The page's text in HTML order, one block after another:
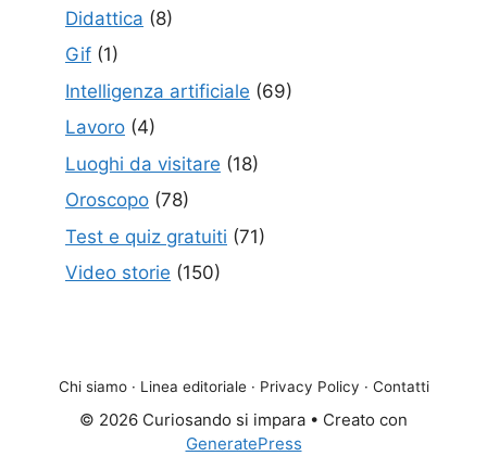
Didattica (8)
Gif (1)
Intelligenza artificiale (69)
Lavoro (4)
Luoghi da visitare (18)
Oroscopo (78)
Test e quiz gratuiti (71)
Video storie (150)
Chi siamo · Linea editoriale · Privacy Policy · Contatti
© 2026 Curiosando si impara • Creato con
GeneratePress